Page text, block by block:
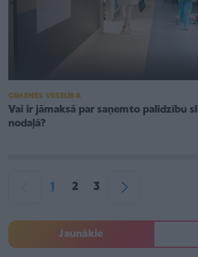
ĢIMENES VESELĪBA
Vai ir jāmaksā par saņemto palīdzību
nodaļā?
1 2 3
Jaunākie